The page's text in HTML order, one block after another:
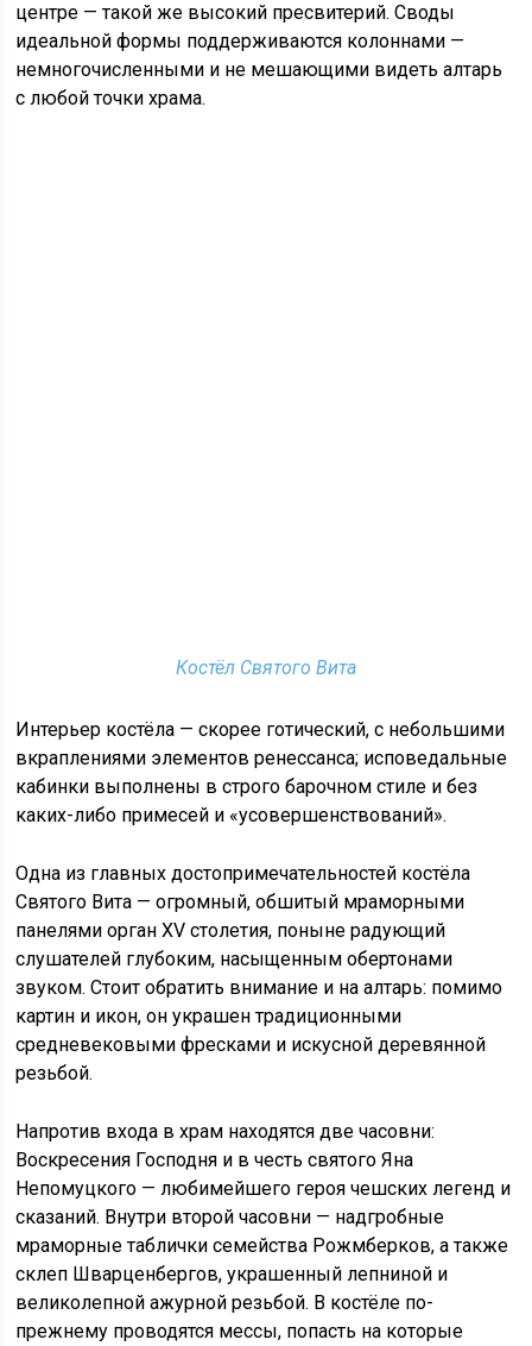
центре — такой же высокий пресвитерий. Своды
идеальной формы поддерживаются колоннами —
немногочисленными и не мешающими видеть алтарь
с любой точки храма.
Костёл Святого Вита
Интерьер костёла — скорее готический, с небольшими
вкраплениями элементов ренессанса; исповедальные
кабинки выполнены в строго барочном стиле и без
каких-либо примесей и «усовершенствований».
Одна из главных достопримечательностей костёла
Святого Вита — огромный, обшитый мраморными
панелями орган XV столетия, поныне радующий
слушателей глубоким, насыщенным обертонами
звуком. Стоит обратить внимание и на алтарь: помимо
картин и икон, он украшен традиционными
средневековыми фресками и искусной деревянной
резьбой.
Напротив входа в храм находятся две часовни:
Воскресения Господня и в честь святого Яна
Непомуцкого — любимейшего героя чешских легенд и
сказаний. Внутри второй часовни — надгробные
мраморные таблички семейства Рожмберков, а также
склеп Шварценбергов, украшенный лепниной и
великолепной ажурной резьбой. В костёле по-
прежнему проводятся мессы, попасть на которые